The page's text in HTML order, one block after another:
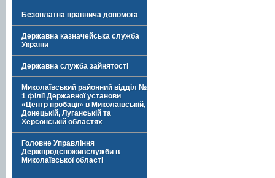
Безоплатна правнича допомога
Державна казначейська служба
України
Державна служба зайнятості
Миколаївський районний відділ №
1 філії Державної установи
«Центр пробації» в Миколаївській,
Донецькій, Луганській та
Херсонській областях
Головне Управління
Держпродспоживслужби в
Миколаївської області